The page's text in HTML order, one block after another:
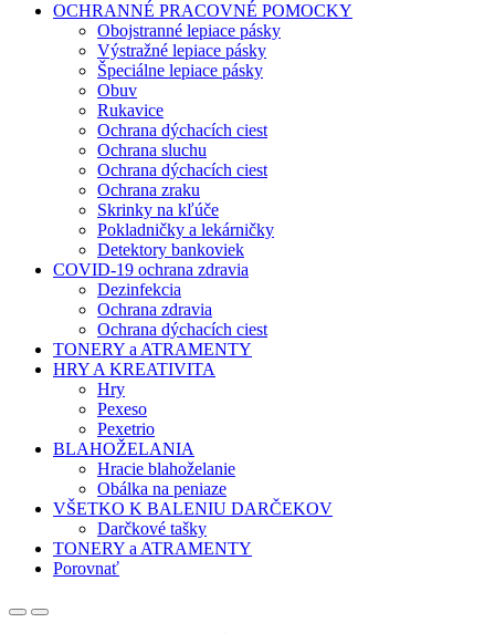
OCHRANNÉ PRACOVNÉ POMOCKY
Obojstranné lepiace pásky
Výstražné lepiace pásky
Špeciálne lepiace pásky
Obuv
Rukavice
Ochrana dýchacích ciest
Ochrana sluchu
Ochrana dýchacích ciest
Ochrana zraku
Skrinky na kľúče
Pokladničky a lekárničky
Detektory bankoviek
COVID-19 ochrana zdravia
Dezinfekcia
Ochrana zdravia
Ochrana dýchacích ciest
TONERY a ATRAMENTY
HRY A KREATIVITA
Hry
Pexeso
Pexetrio
BLAHOŽELANIA
Hracie blahoželanie
Obálka na peniaze
VŠETKO K BALENIU DARČEKOV
Darčkové tašky
TONERY a ATRAMENTY
Porovnať
OpenClose